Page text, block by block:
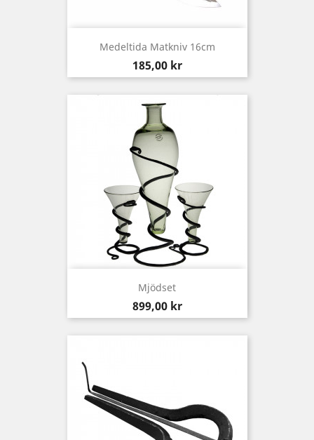
Medeltida Matkniv 16cm
Pris
185,00 kr
Mjödset
Pris
899,00 kr